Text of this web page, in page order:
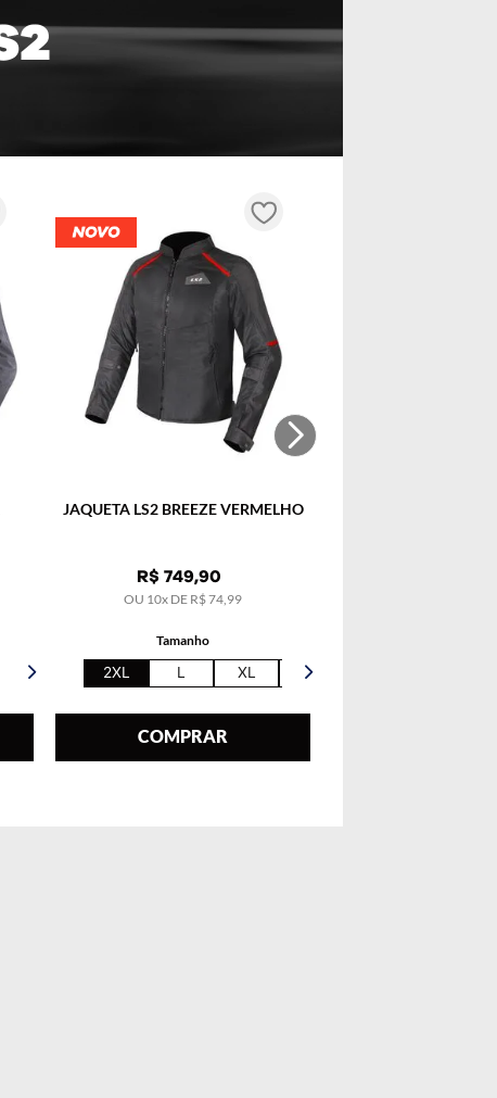
JAQUETA LS2 BREEZE VERMELHO
R$ 749,90
OU 10x DE R$74 99
Tamanho
2XL L XL 5XL
COMPRAR